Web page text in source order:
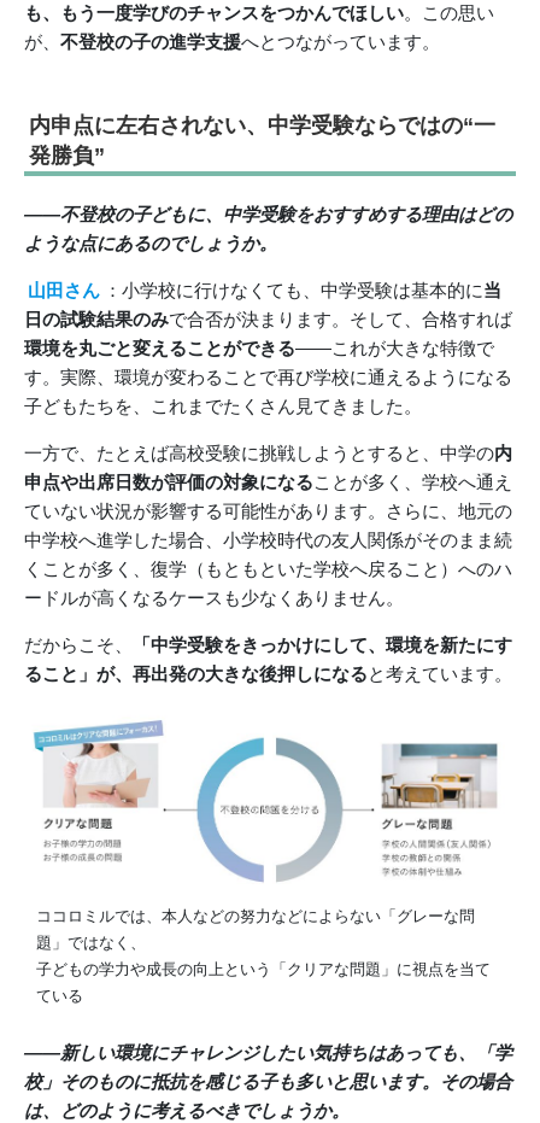
も、もう一度学びのチャンスをつかんでほしい。この思い
が、 不登校の子の進学支援へとつながっています。
内申点に左右されない、中学受験ならではの“一
発勝負”
――不登校の子どもに、中学受験をおすすめする理由はどの
ような点にあるのでしょうか。
山田さん ：小学校に行けなくても、中学受験は基本的に当
日の試験結果のみで合否が決まります。そして、合格すれば
環境を丸ごと変えることができる――これが大きな特徴で
す。実際、環境が変わることで再び学校に通えるようになる
子どもたちを、これまでたくさん見てきました。
一方で、たとえば高校受験に挑戦しようとすると、中学の内
申点や出席日数が評価の対象になることが多く、学校へ通え
ていない状況が影響する可能性があります。さらに、地元の
中学校へ進学した場合、小学校時代の友人関係がそのまま続
くことが多く、復学（もともといた学校へ戻ること）へのハ
ードルが高くなるケースも少なくありません。
だからこそ、
「中学受験をきっかけにして、環境を新たにす
ること」が、再出発の大きな後押しになると考えています。
ココロミルでは、本人などの努力などによらない「グレーな問
題」ではなく、
子どもの学力や成長の向上という「クリアな問題」に視点を当て
ている
――新しい環境にチャレンジしたい気持ちはあっても、「学
校」そのものに抵抗を感じる子も多いと思います。その場合
は、どのように考えるべきでしょうか。